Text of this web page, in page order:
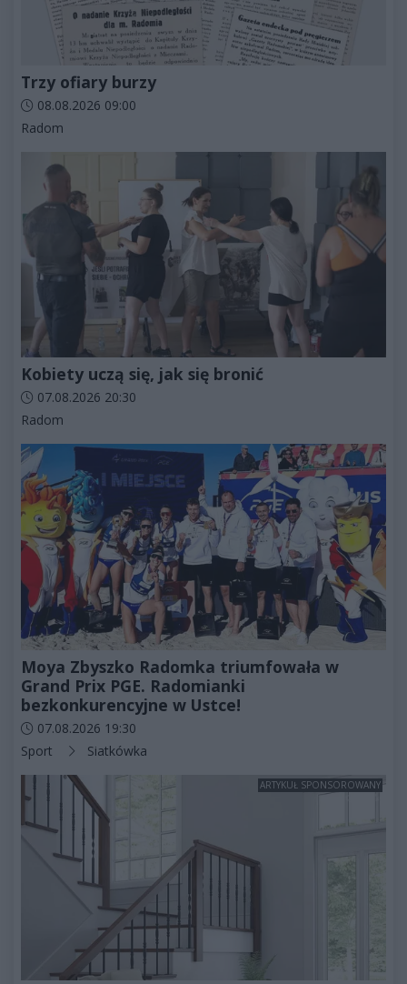
Trzy ofiary burzy
Data dodania artykułu:
08.08.2026 09:00
Kategorie artykułu:
Radom
Kobiety uczą się, jak się bronić
Data dodania artykułu:
07.08.2026 20:30
Kategorie artykułu:
Radom
Moya Zbyszko Radomka triumfowała w
Grand Prix PGE. Radomianki
bezkonkurencyjne w Ustce!
Data dodania artykułu:
07.08.2026 19:30
Kategorie artykułu:
Sport Siatkówka
ARTYKUŁ SPONSOROWANY